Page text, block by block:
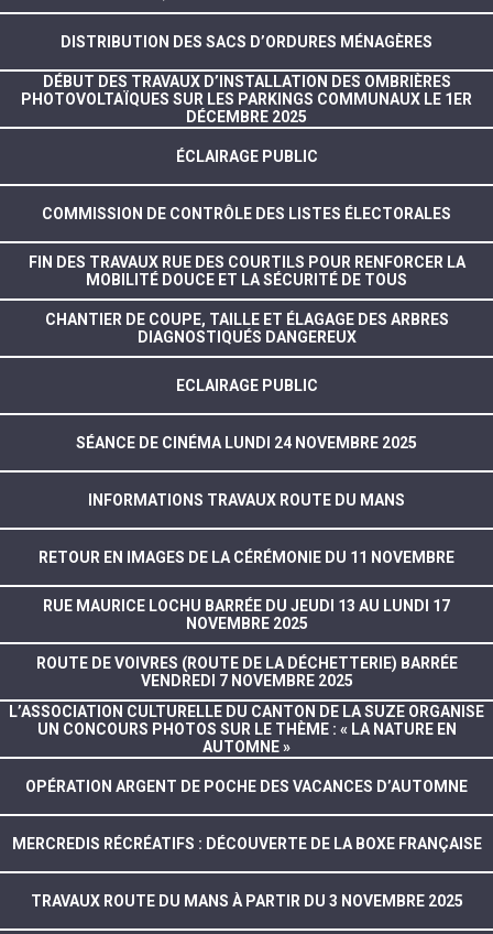
DISTRIBUTION DES SACS D’ORDURES MÉNAGÈRES
DÉBUT DES TRAVAUX D’INSTALLATION DES OMBRIÈRES
PHOTOVOLTAÏQUES SUR LES PARKINGS COMMUNAUX LE 1ER
DÉCEMBRE 2025
ÉCLAIRAGE PUBLIC
COMMISSION DE CONTRÔLE DES LISTES ÉLECTORALES
FIN DES TRAVAUX RUE DES COURTILS POUR RENFORCER LA
MOBILITÉ DOUCE ET LA SÉCURITÉ DE TOUS
CHANTIER DE COUPE, TAILLE ET ÉLAGAGE DES ARBRES
DIAGNOSTIQUÉS DANGEREUX
ECLAIRAGE PUBLIC
SÉANCE DE CINÉMA LUNDI 24 NOVEMBRE 2025
INFORMATIONS TRAVAUX ROUTE DU MANS
RETOUR EN IMAGES DE LA CÉRÉMONIE DU 11 NOVEMBRE
RUE MAURICE LOCHU BARRÉE DU JEUDI 13 AU LUNDI 17
NOVEMBRE 2025
ROUTE DE VOIVRES (ROUTE DE LA DÉCHETTERIE) BARRÉE
VENDREDI 7 NOVEMBRE 2025
L’ASSOCIATION CULTURELLE DU CANTON DE LA SUZE ORGANISE
UN CONCOURS PHOTOS SUR LE THÈME : « LA NATURE EN
AUTOMNE »
OPÉRATION ARGENT DE POCHE DES VACANCES D’AUTOMNE
MERCREDIS RÉCRÉATIFS : DÉCOUVERTE DE LA BOXE FRANÇAISE
TRAVAUX ROUTE DU MANS À PARTIR DU 3 NOVEMBRE 2025